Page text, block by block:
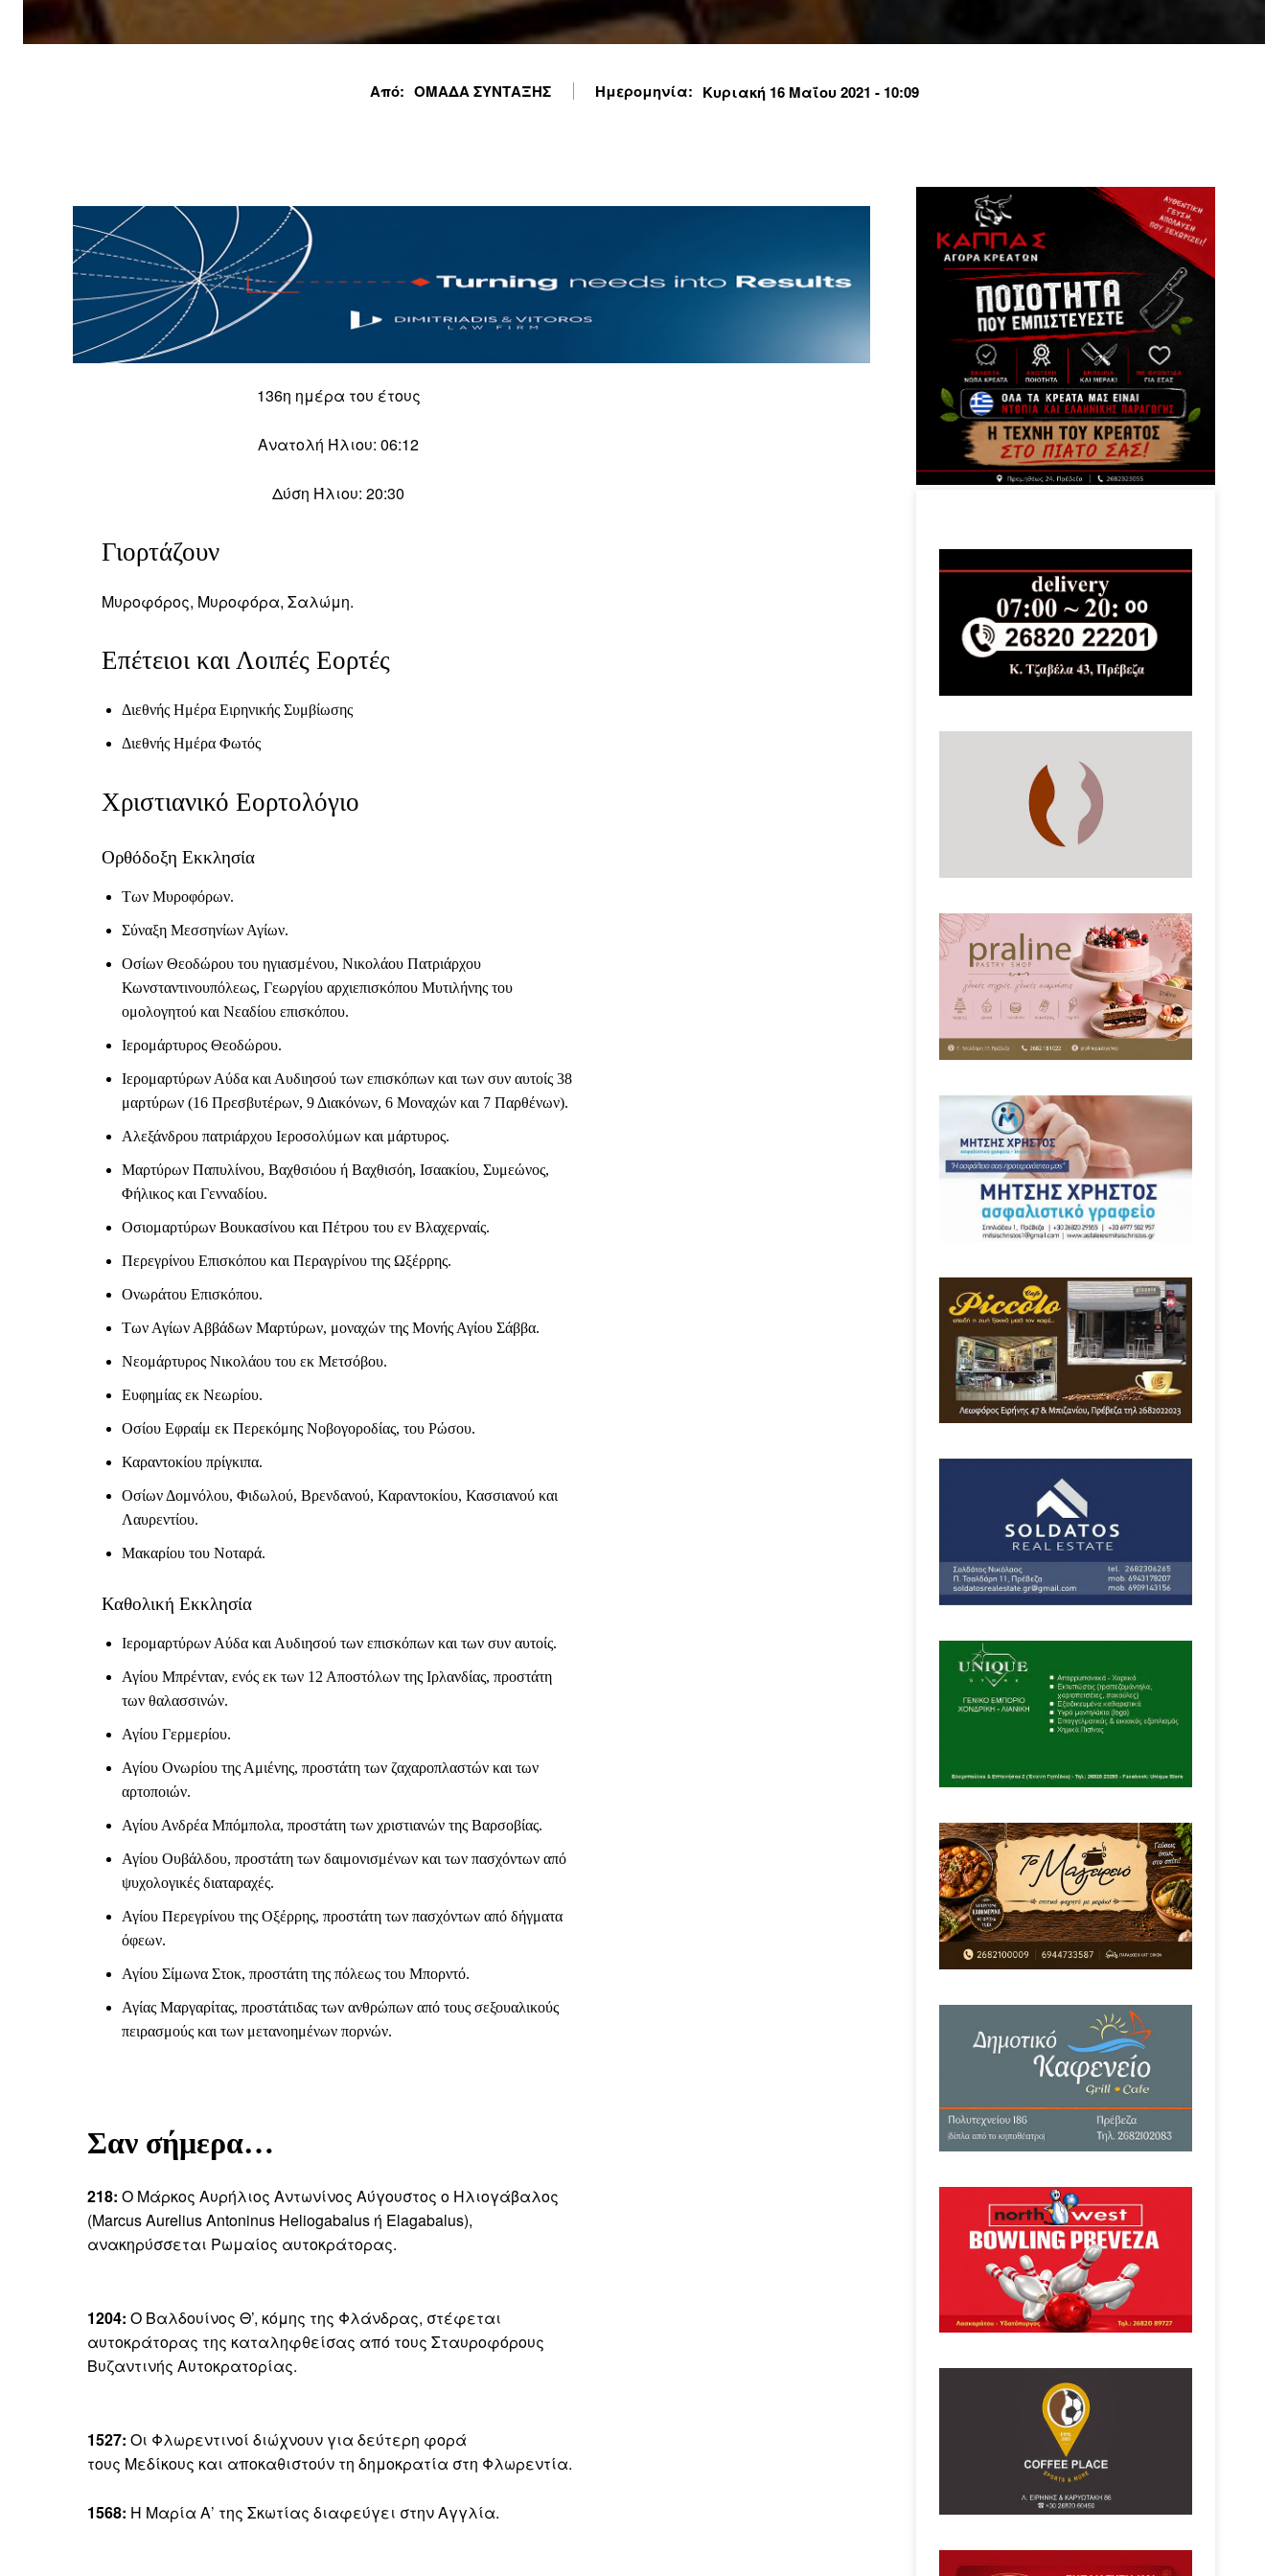
Από: ΟΜΑΔΑ ΣΥΝΤΑΞΗΣ Ημερομηνία: Κυριακή 16 Μαΐου 2021 - 10:09
136η ημέρα του έτους
Ανατολή Ήλιου: 06:12
Δύση Ήλιου: 20:30
Γιορτάζουν
Μυροφόρος, Μυροφόρα, Σαλώμη.
Επέτειοι και Λοιπές Εορτές
Διεθνής Ημέρα Ειρηνικής Συμβίωσης
Διεθνής Ημέρα Φωτός
Χριστιανικό Εορτολόγιο
Ορθόδοξη Εκκλησία
Των Μυροφόρων.
Σύναξη Μεσσηνίων Αγίων.
Οσίων Θεοδώρου του ηγιασμένου, Νικολάου Πατριάρχου
Κωνσταντινουπόλεως, Γεωργίου αρχιεπισκόπου Μυτιλήνης του
ομολογητού και Νεαδίου επισκόπου.
Ιερομάρτυρος Θεοδώρου.
Ιερομαρτύρων Αύδα και Αυδιησού των επισκόπων και των συν αυτοίς 38
μαρτύρων (16 Πρεσβυτέρων, 9 Διακόνων, 6 Μοναχών και 7 Παρθένων).
Αλεξάνδρου πατριάρχου Ιεροσολύμων και μάρτυρος.
Μαρτύρων Παπυλίνου, Βαχθσιόου ή Βαχθισόη, Ισαακίου, Συμεώνος,
Φήλικος και Γενναδίου.
Οσιομαρτύρων Βουκασίνου και Πέτρου του εν Βλαχερναίς.
Περεγρίνου Επισκόπου και Περαγρίνου της Ωξέρρης.
Ονωράτου Επισκόπου.
Των Αγίων Αββάδων Μαρτύρων, μοναχών της Μονής Αγίου Σάββα.
Νεομάρτυρος Νικολάου του εκ Μετσόβου.
Ευφημίας εκ Νεωρίου.
Οσίου Εφραίμ εκ Περεκόμης Νοβογοροδίας, του Ρώσου.
Καραντοκίου πρίγκιπα.
Οσίων Δομνόλου, Φιδωλού, Βρενδανού, Καραντοκίου, Κασσιανού και
Λαυρεντίου.
Μακαρίου του Νοταρά.
Καθολική Εκκλησία
Ιερομαρτύρων Αύδα και Αυδιησού των επισκόπων και των συν αυτοίς.
Αγίου Μπρένταν, ενός εκ των 12 Αποστόλων της Ιρλανδίας, προστάτη
των θαλασσινών.
Αγίου Γερμερίου.
Αγίου Ονωρίου της Αμιένης, προστάτη των ζαχαροπλαστών και των
αρτοποιών.
Αγίου Ανδρέα Μπόμπολα, προστάτη των χριστιανών της Βαρσοβίας.
Αγίου Ουβάλδου, προστάτη των δαιμονισμένων και των πασχόντων από
ψυχολογικές διαταραχές.
Αγίου Περεγρίνου της Οξέρρης, προστάτη των πασχόντων από δήγματα
όφεων.
Αγίου Σίμωνα Στοκ, προστάτη της πόλεως του Μπορντό.
Αγίας Μαργαρίτας, προστάτιδας των ανθρώπων από τους σεξουαλικούς
πειρασμούς και των μετανοημένων πορνών.
Σαν σήμερα…
218: Ο Μάρκος Αυρήλιος Αντωνίνος Αύγουστος ο Ηλιογάβαλος
(Marcus Aurelius Antoninus Heliogabalus ή Elagabalus),
ανακηρύσσεται Ρωμαίος αυτοκράτορας.
1204: Ο Βαλδουίνος Θ’, κόμης της Φλάνδρας, στέφεται
αυτοκράτορας της καταληφθείσας από τους Σταυροφόρους
Βυζαντινής Αυτοκρατορίας.
1527: Οι Φλωρεντινοί διώχνουν για δεύτερη φορά
τους Μεδίκους και αποκαθιστούν τη δημοκρατία στη Φλωρεντία.
1568: Η Μαρία Α’ της Σκωτίας διαφεύγει στην Αγγλία.